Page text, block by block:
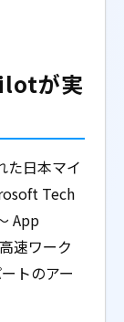
が実
た日本マイ
Tech
App
速ワーク
トのアー